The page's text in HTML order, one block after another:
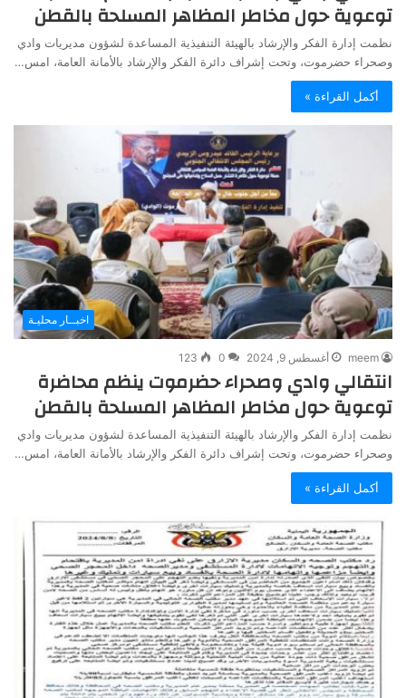
توعوية حول مخاطر المظاهر المسلحة بالقطن
نظمت إدارة الفكر والإرشاد بالهيئة التنفيذية المساعدة لشؤون مديريات وادي
وصحراء حضرموت، وتحت إشراف دائرة الفكر والإرشاد بالأمانة العامة، امس…
أكمل القراءة »
اخبــار محليـة
meem أغسطس 9, 2024 0
123
انتقالي وادي وصحراء حضرموت ينظم محاضرة
توعوية حول مخاطر المظاهر المسلحة بالقطن
نظمت إدارة الفكر والإرشاد بالهيئة التنفيذية المساعدة لشؤون مديريات وادي
وصحراء حضرموت، وتحت إشراف دائرة الفكر والإرشاد بالأمانة العامة، امس…
أكمل القراءة »